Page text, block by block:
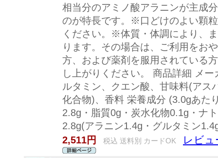
相当分のアミノ酸アラニンが主成
のが特長です。※口どけのよい顆
ください。※体質・体調により、
ります。その場合は、ご利用をお
方、および薬剤を服用されている
し上がりください。 商品詳細 メ
ルタミン、クエン酸、甘味料(アス
化合物)、香料 栄養成分 (3.0gあた
2.8g・脂質0g・炭水化物0.1g・ナ
2.8g(アラニン1.4g・グルタミン
2,511円
税込 送料別 カードOK レビュ